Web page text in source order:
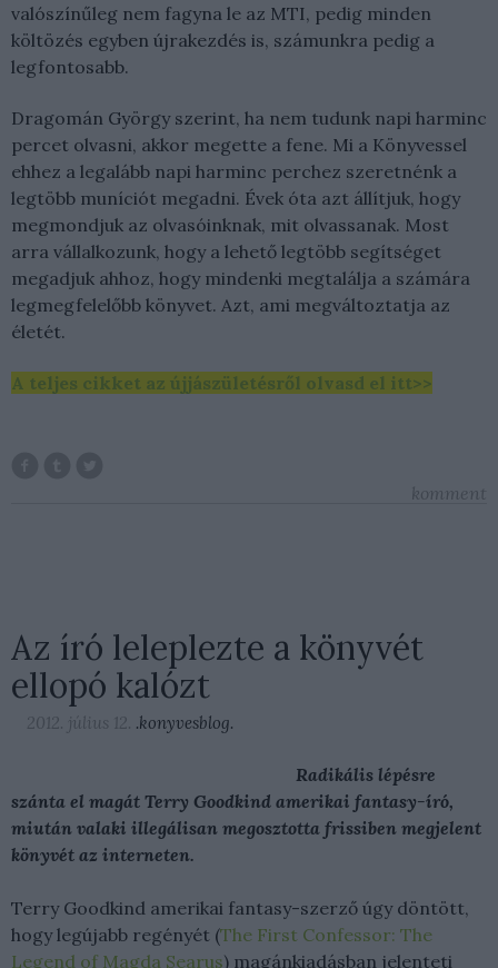
valószínűleg nem fagyna le az MTI, pedig minden
költözés egyben újrakezdés is, számunkra pedig a
legfontosabb.
Dragomán György szerint, ha nem tudunk napi harminc
percet olvasni, akkor megette a fene. Mi a Könyvessel
ehhez a legalább napi harminc perchez szeretnénk a
legtöbb muníciót megadni. Évek óta azt állítjuk, hogy
megmondjuk az olvasóinknak, mit olvassanak. Most
arra vállalkozunk, hogy a lehető legtöbb segítséget
megadjuk ahhoz, hogy mindenki megtalálja a számára
legmegfelelőbb könyvet. Azt, ami megváltoztatja az
életét.
A teljes cikket az újjászületésről olvasd el itt>>
komment
Az író leleplezte a könyvét
ellopó kalózt
2012. július 12. .konyvesblog.
Radikális lépésre
szánta el magát Terry Goodkind amerikai fantasy-író,
miután valaki illegálisan megosztotta frissiben megjelent
könyvét az interneten.
Terry Goodkind amerikai fantasy-szerző úgy döntött,
hogy legújabb regényét (The First Confessor: The
Legend of Magda Searus) magánkiadásban jelenteti